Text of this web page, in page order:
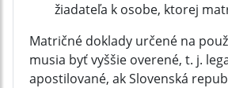
žiadateľa k osobe, ktorej
Matričné doklady určené na
musia byť vyššie overené, t. j.
apostilované, ak Slovenská